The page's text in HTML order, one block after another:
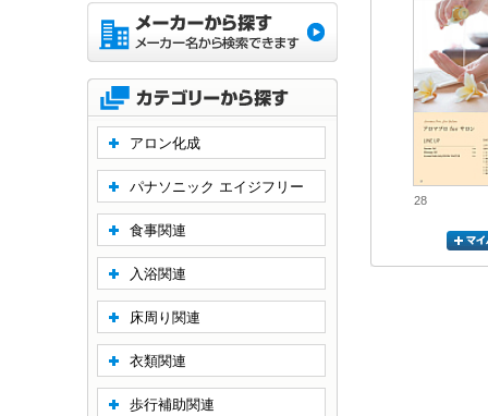
28
アロン化成
パナソニック エイジフリー
食事関連
入浴関連
床周り関連
衣類関連
歩行補助関連